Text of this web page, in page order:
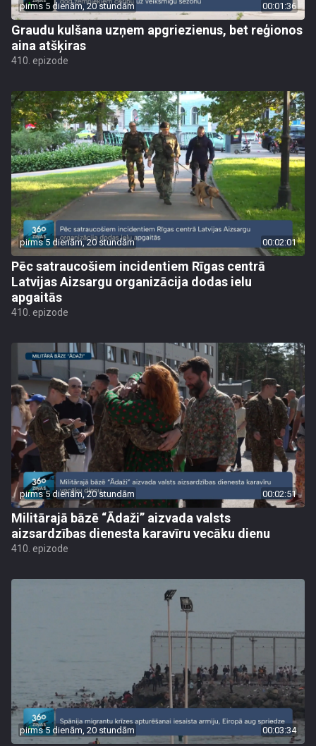
pirms 5 dienām, 20 stundām 00:01:36
Graudu kulšana uzņem apgriezienus, bet reģionos
aina atšķiras
410. epizode
pirms 5 dienām, 20 stundām 00:02:01
Pēc satraucošiem incidentiem Rīgas centrā
Latvijas Aizsargu organizācija dodas ielu
apgaitās
410. epizode
pirms 5 dienām, 20 stundām 00:02:51
Militārajā bāzē “Ādaži” aizvada valsts
aizsardzības dienesta karavīru vecāku dienu
410. epizode
pirms 5 dienām, 20 stundām 00:03:34